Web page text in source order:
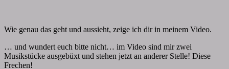
Wie genau das geht und aussieht, zeige ich dir in meinem Video.
… und wundert euch bitte nicht… im Video sind mir zwei
Musikstücke ausgebüxt und stehen jetzt an anderer Stelle! Diese
Frechen!